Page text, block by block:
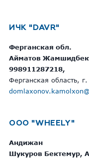
ИЧК "DAVR"
Ферганская обл.
Айматов Жамшидбек
998911287218,
Ферганская область,
ООО "WHEELY"
Андижан
Шукуров Бектемур,